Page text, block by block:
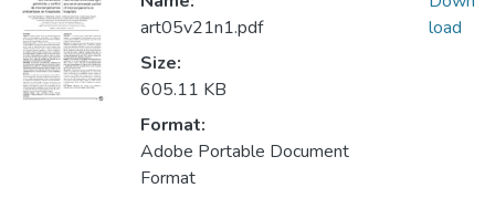
art05v21n1.pdf
Size:
605.11 KB
Format:
Adobe Portable Document
Format
load